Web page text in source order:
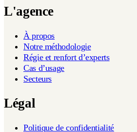
L'agence
À propos
Notre méthodologie
Régie et renfort d’experts
Cas d’usage
Secteurs
Légal
Politique de confidentialité